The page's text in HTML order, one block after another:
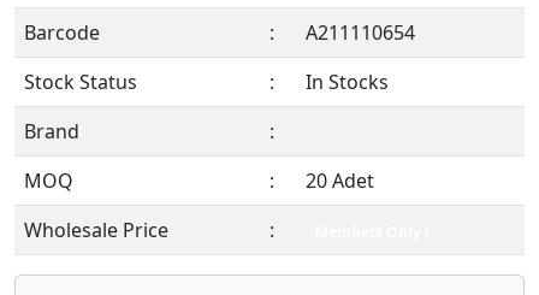
Barcode
:
A211110654
Stock Status
:
In Stocks
Brand
:
MOQ
:
20 Adet
Wholesale Price
: